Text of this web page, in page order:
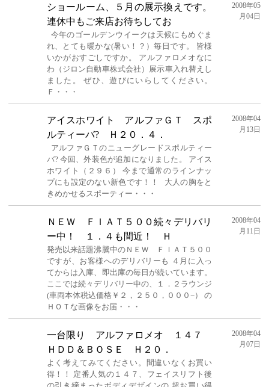
ショールーム、５月の展示換えです。
連休中もご来店お待ちしてお
今年のゴールデンウイークは天候にもめぐま
れ、とても暖かな(暑い！？）毎日です。 皆様
いかがおすごしですか。 アルファロメオなに
わ（ジロン自動車株式会社）展示車入れ替えし
ました。 ぜひ、遊びにいらしてください。
Ｆ・・・
2008年05
月04日
アイスホワイト アルファＧＴ スポ
ルティーバ? Ｈ２０．４．
アルファＧＴのニューグレードスポルティー
バ? 今回、外装色が追加になりました。 アイス
ホワイト（２９６） 今まで通常のラインナッ
プにも設定のない新色です！！ 大人の胸をと
きめかせるスポーティー・・・
2008年04
月13日
ＮＥＷ ＦＩＡＴ５００続々デリバリ
ー中！ １．４も間近！ Ｈ
発売以来話題沸騰中のＮＥＷ ＦＩＡＴ５００
ですが、お客様へのデリバリーも ４月に入っ
てからは入庫、即出庫の毎日が続いています。
ここでは続々デリバリー中の、１．２ラウンジ
(車両本体税込価格￥２，２５０，０００−） の
ＨＯＴな画像をお届・・・
2008年04
月11日
一台限り アルファロメオ １４７
ＨＤＤ＆ＢＯＳＥ Ｈ２０．
よく考えてみてください。間違いなくお買い
得！！ 定番人気の１４７、フェイスリフト後
2008年04
月07日